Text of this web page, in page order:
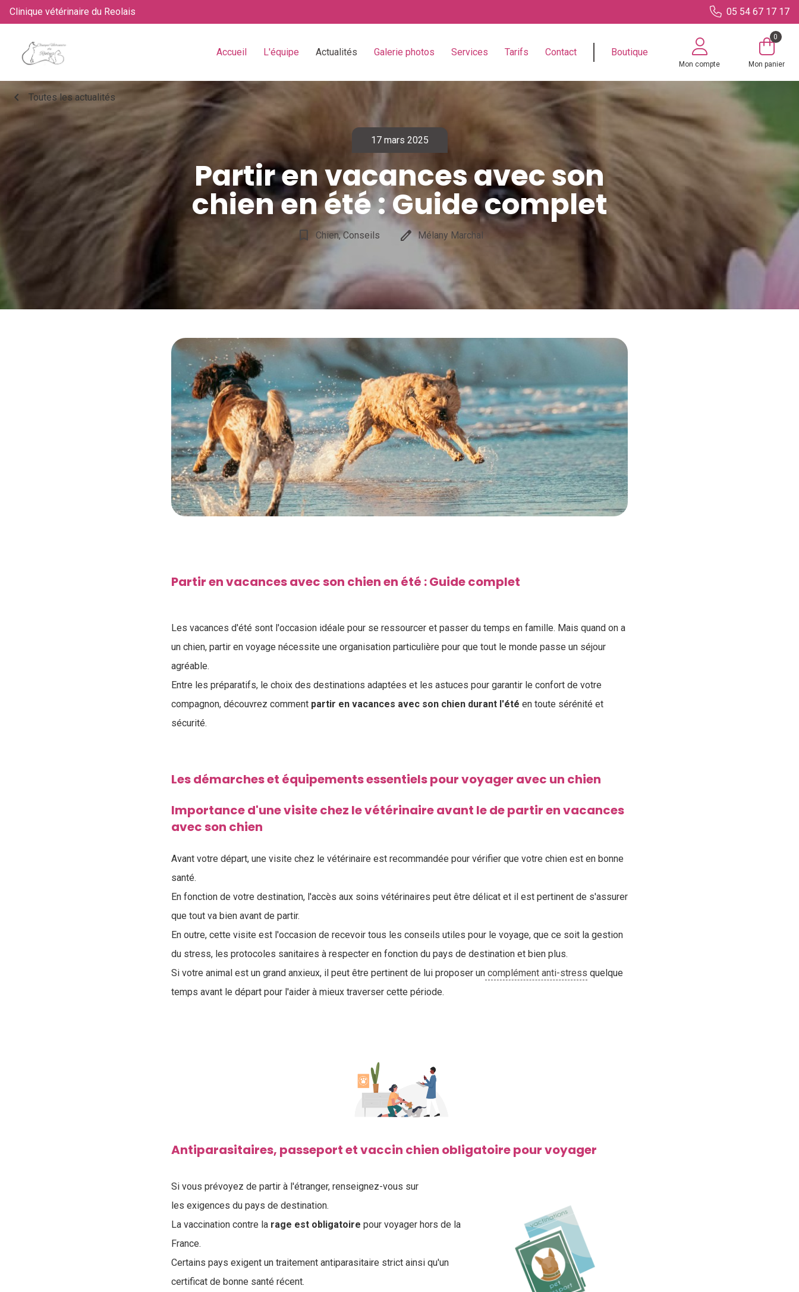
Clinique vétérinaire du Reolais 05 54 67 17 17
Accueil L'équipe Actualités Galerie photos Services Tarifs Contact Boutique
Mon compte
0
Mon panier
chevron_left Toutes les actualités
17 mars 2025
Partir en vacances avec son
chien en été : Guide complet
bookmark_border Chien, Conseils edit Mélany Marchal
Partir en vacances avec son chien en été : Guide complet
Les vacances d'été sont l'occasion idéale pour se ressourcer et passer du temps en famille. Mais quand on a
un chien, partir en voyage nécessite une organisation particulière pour que tout le monde passe un séjour
agréable.
Entre les préparatifs, le choix des destinations adaptées et les astuces pour garantir le confort de votre
compagnon, découvrez comment partir en vacances avec son chien durant l'été en toute sérénité et
sécurité.
Les démarches et équipements essentiels pour voyager avec un chien
Importance d'une visite chez le vétérinaire avant le de partir en vacances
avec son chien
Avant votre départ, une visite chez le vétérinaire est recommandée pour vérifier que votre chien est en bonne
santé.
En fonction de votre destination, l'accès aux soins vétérinaires peut être délicat et il est pertinent de s'assurer
que tout va bien avant de partir.
En outre, cette visite est l'occasion de recevoir tous les conseils utiles pour le voyage, que ce soit la gestion
du stress, les protocoles sanitaires à respecter en fonction du pays de destination et bien plus.
Si votre animal est un grand anxieux, il peut être pertinent de lui proposer un complément anti-stress quelque
temps avant le départ pour l'aider à mieux traverser cette période.
Antiparasitaires, passeport et vaccin chien obligatoire pour voyager
Si vous prévoyez de partir à l'étranger, renseignez-vous sur
les exigences du pays de destination.
La vaccination contre la rage est obligatoire pour voyager hors de la
France.
Certains pays exigent un traitement antiparasitaire strict ainsi qu'un
certificat de bonne santé récent.